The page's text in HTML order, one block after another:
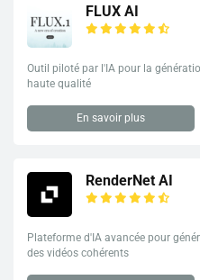
FLUX AI
Outil piloté par l'IA pour la
haute qualité
En savoir plus
RenderNet AI
Plateforme d'IA avancée pour
des vidéos cohérents